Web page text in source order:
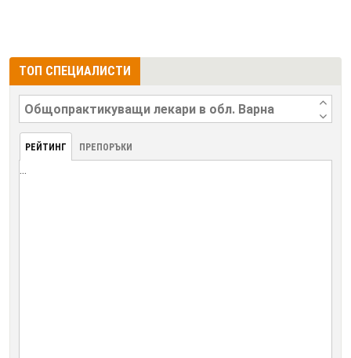
ТОП СПЕЦИАЛИСТИ
РЕЙТИНГ ПРЕПОРЪКИ
...